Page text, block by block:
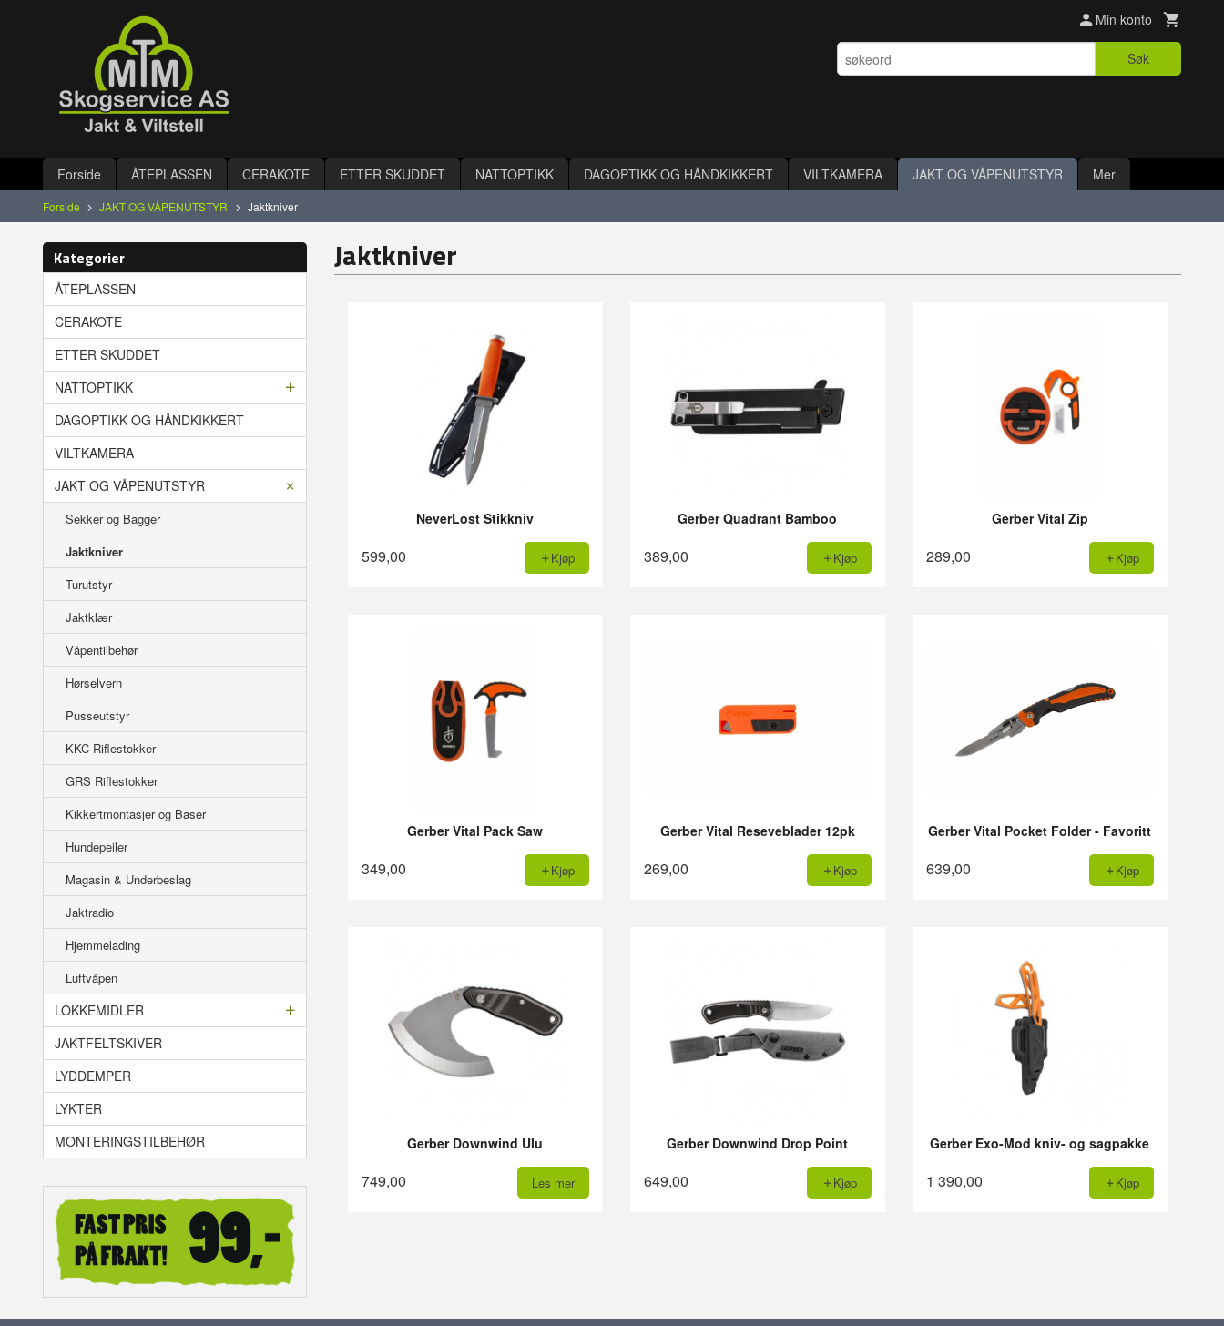
Min konto
Søk
Produkter
Forside ÅTEPLASSEN CERAKOTE ETTER SKUDDET NATTOPTIKK DAGOPTIKK OG HÅNDKIKKERT VILTKAMERA JAKT OG VÅPENUTSTYR Mer
Forside JAKT OG VÅPENUTSTYR Jaktkniver
Kategorier
ÅTEPLASSEN
CERAKOTE
ETTER SKUDDET
NATTOPTIKK
DAGOPTIKK OG HÅNDKIKKERT
VILTKAMERA
JAKT OG VÅPENUTSTYR
Sekker og Bagger
Jaktkniver
Turutstyr
Jaktklær
Våpentilbehør
Hørselvern
Pusseutstyr
KKC Riflestokker
GRS Riflestokker
Kikkertmontasjer og Baser
Hundepeiler
Magasin & Underbeslag
Jaktradio
Hjemmelading
Luftvåpen
LOKKEMIDLER
JAKTFELTSKIVER
LYDDEMPER
LYKTER
MONTERINGSTILBEHØR
Jaktkniver
NeverLost Stikkniv
599,00 Kjøp
Gerber Quadrant Bamboo
389,00 Kjøp
Gerber Vital Zip
289,00 Kjøp
Gerber Vital Pack Saw
349,00 Kjøp
Gerber Vital Reseveblader 12pk
269,00 Kjøp
Gerber Vital Pocket Folder - Favoritt
639,00 Kjøp
Gerber Downwind Ulu
749,00 Les mer
Gerber Downwind Drop Point
649,00 Kjøp
Gerber Exo-Mod kniv- og sagpakke
1 390,00 Kjøp